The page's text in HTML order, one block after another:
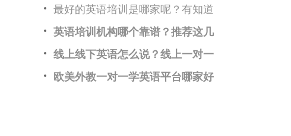
最好的英语培训是哪家呢？有知道
英语培训机构哪个靠谱？推荐这几
线上线下英语怎么说？线上一对一
欧美外教一对一学英语平台哪家好